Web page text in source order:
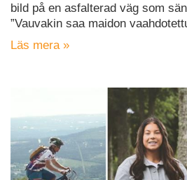
bild på en asfalterad väg som
”Vauvakin saa maidon
Läs mera »